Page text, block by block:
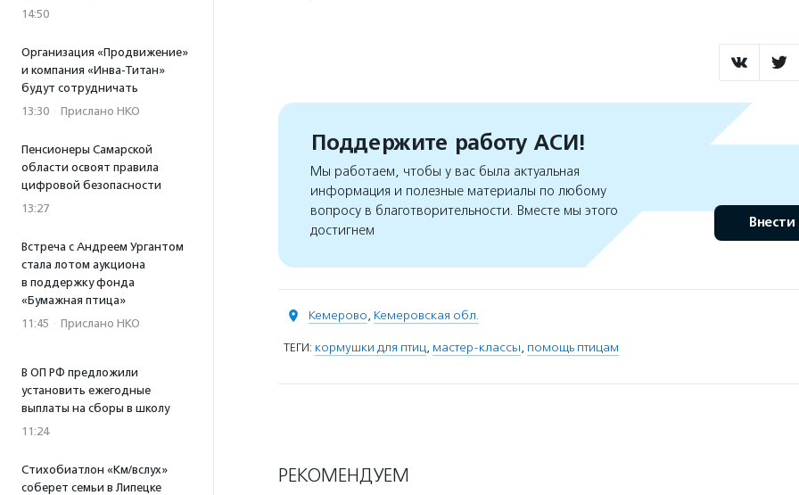
14:50
Организация «Продвижение»
и компания «Инва-Титан»
будут сотрудничать
13:30 · Прислано НКО
Пенсионеры Самарской
области освоят правила
цифровой безопасности
13:27
Встреча с Андреем Ургантом
стала лотом аукциона
в поддержку фонда
«Бумажная птица»
11:45 · Прислано НКО
В ОП РФ предложили
установить ежегодные
выплаты на сборы в школу
11:24
Стихобиатлон «Км/вслух»
соберет семьи в Липецке
Поддержите работу АСИ!
Мы работаем, чтобы у вас была актуальная
информация и полезные материалы по любому
вопросу в благотворительности. Вместе мы этого
достигнем
Внести
Кемерово, Кемеровская обл.
ТЕГИ: кормушки для птиц, мастер-классы, помощь птицам
РЕКОМЕНДУЕМ